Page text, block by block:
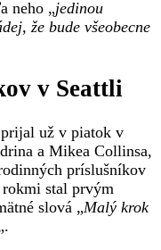
neho „jedinou
že bude všeobecne
v Seattli
už v piatok v
a Mikea Collinsa,
príslušníkov
stal prvým
slová „Malý krok